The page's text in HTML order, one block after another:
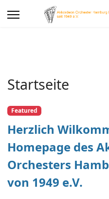
Startseite
Featured
Herzlich
Homepage des
Orchesters
von 1949 e.V.